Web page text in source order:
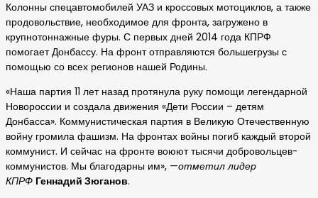
Колонны спецавтомобилей УАЗ и кроссовых мотоциклов, а также
продовольствие, необходимое для фронта, загружено в
крупнотоннажные фуры. С первых дней 2014 года КПРФ
помогает Донбассу. На фронт отправляются большегрузы с
помощью со всех регионов нашей Родины.
«Наша партия 11 лет назад протянула руку помощи легендарной
Новороссии и создала движения «Дети России – детям
Донбасса». Коммунистическая партия в Великую Отечественную
войну громила фашизм. На фронтах войны погиб каждый второй
коммунист. И сейчас на фронте воюют тысячи добровольцев-
коммунистов. Мы благодарны им», —отметил лидер
КПРФ Геннадий Зюганов.